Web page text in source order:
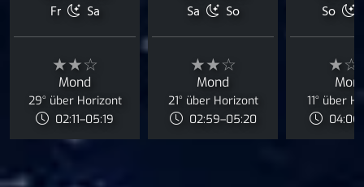
Fr
Sa
★★☆
Mond
29° über Horizont
02:11–05:19
Sa
So
★★☆
Mond
21° über Horizont
02:59–05:20
So
11° über